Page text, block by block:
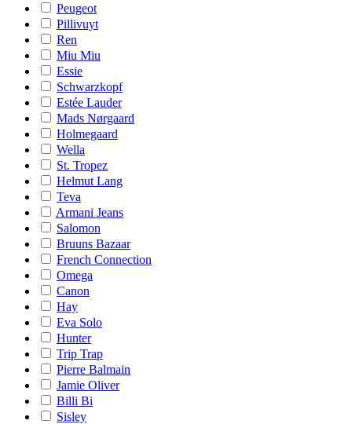
Peugeot
Pillivuyt
Ren
Miu Miu
Essie
Schwarzkopf
Estée Lauder
Mads Nørgaard
Holmegaard
Wella
St. Tropez
Helmut Lang
Teva
Armani Jeans
Salomon
Bruuns Bazaar
French Connection
Omega
Canon
Hay
Eva Solo
Hunter
Trip Trap
Pierre Balmain
Jamie Oliver
Billi Bi
Sisley